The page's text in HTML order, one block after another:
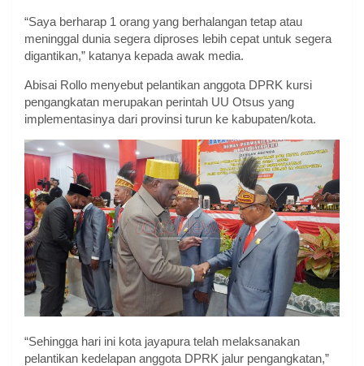
“Saya berharap 1 orang yang berhalangan tetap atau
meninggal dunia segera diproses lebih cepat untuk segera
digantikan,” katanya kepada awak media.
Abisai Rollo menyebut pelantikan anggota DPRK kursi
pengangkatan merupakan perintah UU Otsus yang
implementasinya dari provinsi turun ke kabupaten/kota.
“Sehingga hari ini kota jayapura telah melaksanakan
pelantikan kedelapan anggota DPRK jalur pengangkatan,”